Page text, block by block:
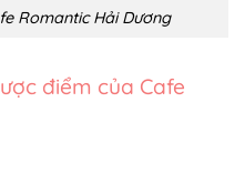
Romantic Hải Dương
điểm của Cafe